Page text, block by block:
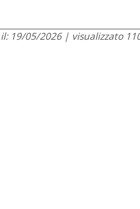
19/05/2026 | visualizzato